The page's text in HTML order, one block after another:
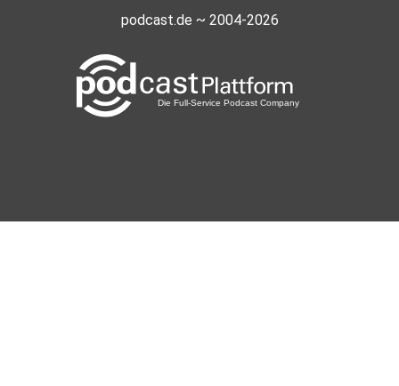
podcast.de ~ 2004-2026